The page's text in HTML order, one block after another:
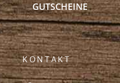
GUTSCHEINE
KONTAKT